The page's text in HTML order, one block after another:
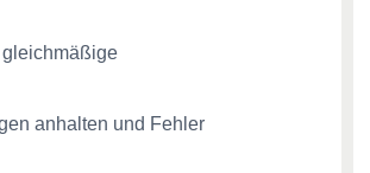
gleichmäßige
anhalten und Fehler